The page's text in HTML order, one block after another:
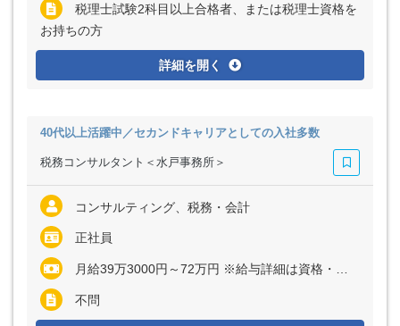
税理士試験2科目以上合格者、または税理士資格を
お持ちの方
詳細を開く
40代以上活躍中／セカンドキャリアとしての入社多数
税務コンサルタント＜水戸事務所＞
コンサルティング、税務・会計
正社員
月給39万3000円～72万円 ※給与詳細は資格・経験・前職等を考慮の上同社規定により決定いたします ※インセンティブ制度あり
不問